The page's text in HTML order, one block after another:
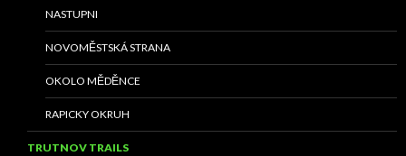
NASTUPNI
NOVOMĚSTSKÁ STRANA
OKOLO MĚDĚNCE
RAPICKY OKRUH
TRUTNOV TRAILS